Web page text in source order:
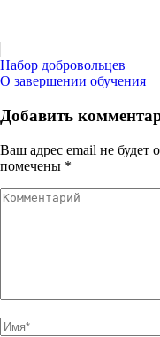
Навигация
по
записям
Набор добровольцев
О завершении обучения
Добавить
Ваш адрес email не будет
помечены *
Комментарий
Имя*